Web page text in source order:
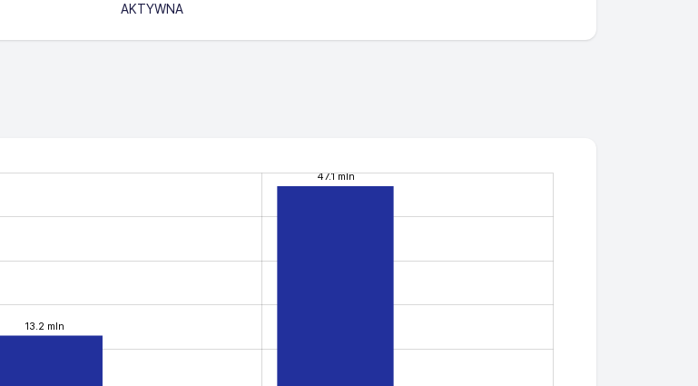
AKTYWNA
13.2 mln
47.1 mln